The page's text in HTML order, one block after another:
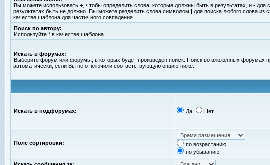
Вы можете использовать + , чтобы определить слова, которые должны быть в результатах, и - для
результатах быть не должно. Вы можете разделить слова символом | для поиска любого слова из
качестве шаблона для частичного совпадения.
Поиск по автору:
Используйте * в качестве шаблона.
Искать в форумах:
Выберите форум или форумы, в которых будет произведен поиск. Поиск во вложенных форумах
автоматически, если Вы не отключили соответствующую опцию ниже.
Искать в подфорумах: Да Нет
Поле сортировки:
по возрастанию
по убыванию